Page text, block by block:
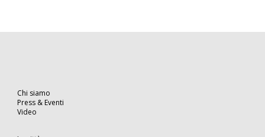
Chi siamo
Press & Eventi
Video